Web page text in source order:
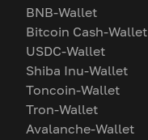
BNB-Wallet
Bitcoin Cash-Wallet
USDC-Wallet
Shiba Inu-Wallet
Toncoin-Wallet
Tron-Wallet
Avalanche-Wallet